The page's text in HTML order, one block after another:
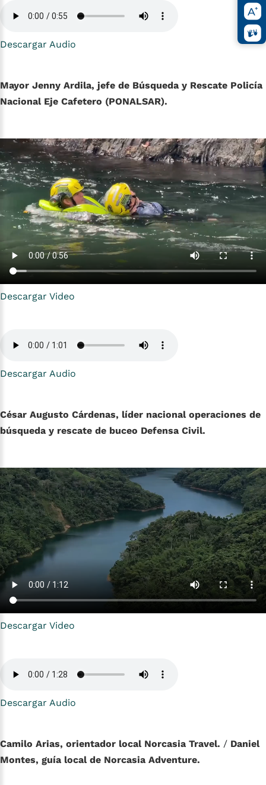
Descargar Audio
Mayor Jenny Ardila, jefe de Búsqueda y Rescate Policía
Nacional Eje Cafetero (PONALSAR).
Descargar Video
Descargar Audio
César Augusto Cárdenas, líder nacional operaciones de
búsqueda y rescate de buceo Defensa Civil.
Descargar Video
Descargar Audio
Camilo Arias, orientador local Norcasia Travel. / Daniel
Montes, guía local de Norcasia Adventure.